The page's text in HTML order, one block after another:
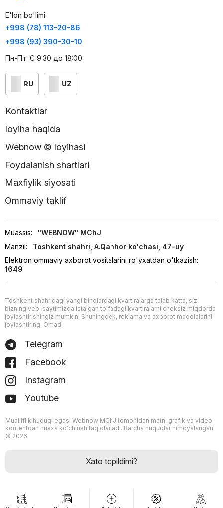
E'lon bo'limi
+998 (78) 113-20-86
+998 (93) 390-30-10
Пн-Пт. С 9:30 до 18:00
RU UZ
Kontaktlar
loyiha haqida
Webnow © loyihasi
Foydalanish shartlari
Maxfiylik siyosati
Ommaviy taklif
Muassis:
"WEBNOW" MChJ
Manzil:
Toshkent shahri, A.Qahhor ko'chasi, 47-uy
Elektron ommaviy axborot vositalarini ro'yxatdan o'tkazish:
1649
Toshkent shahridagi yangi binolardagi kvartiralarga talab katta, siz
bizning veb-saytimizda istalgan toifadagi kvartiralarni cheksiz miqdorda
joylashtirishingiz mumkin. Shuningdek, reklama va axborot maqolalarini
joylashtiring. Omad!
Telegram
Facebook
Instagram
Youtube
Mualliflik huquqi egasi Webnow MChJ tomonidan matn, grafik va video
kontentdan nusxa ko'chirish taqiqlanadi. Barcha huquqlar himoyalangan
© 2026
Xato topildimi?